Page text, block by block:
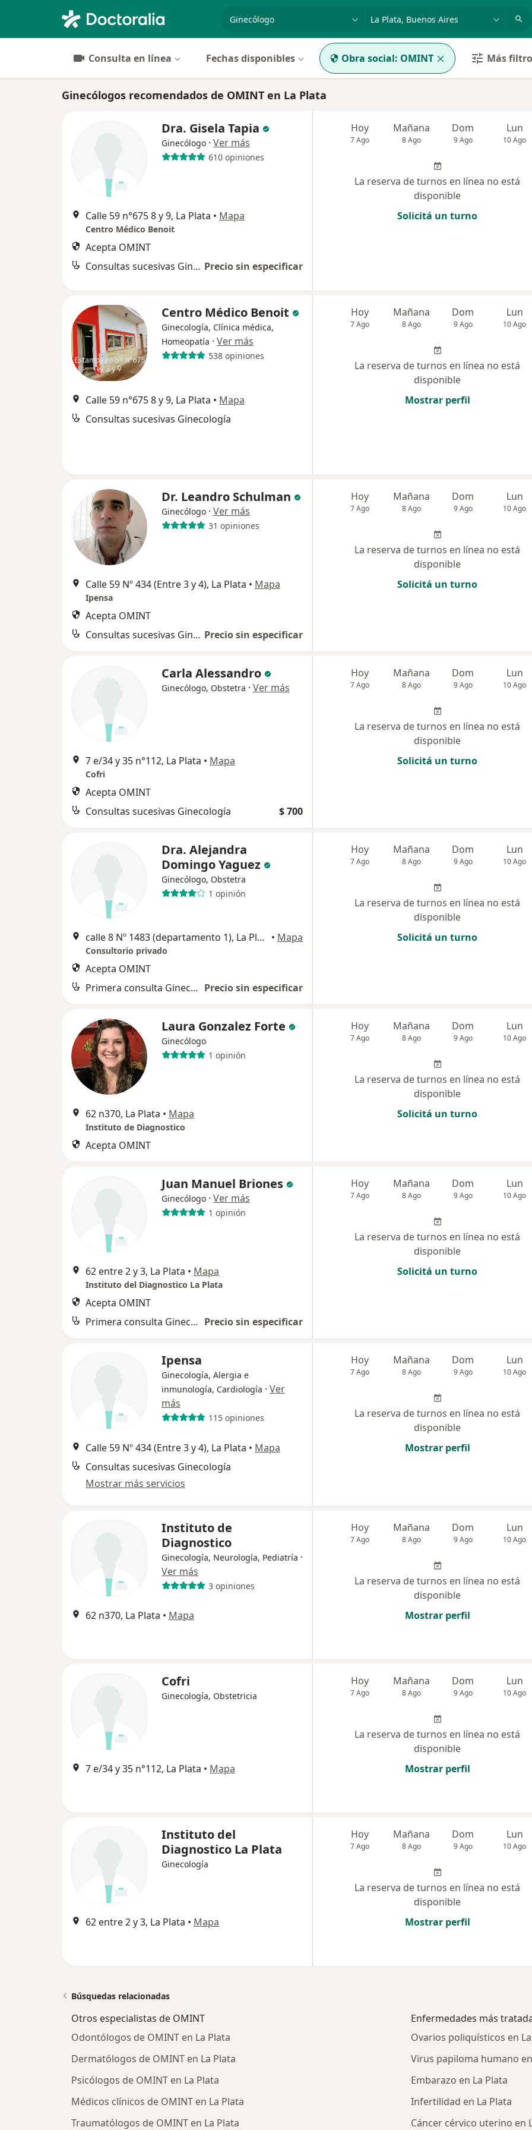
especialidad, enfermedad o nombre
Consulta en línea Fechas disponibles Obra social: OMINT Más
Ginecólogos recomendados de OMINT en La Plata
Dra. Gisela Tapia
Ginecólogo · Ver más
610 opiniones
Calle 59 n°675 8 y 9, La Plata • Mapa
Centro Médico Benoit
Acepta OMINT
Consultas sucesivas Ginecología Precio sin especificar
Hoy
7 Ago
Mañana
8 Ago
Dom
9 Ago
Lun
10 Ago
La reserva de turnos en línea no está
disponible
Solicitá un turno
Centro Médico Benoit
Ginecología, Clínica médica,
Homeopatía · Ver más
538 opiniones
Calle 59 n°675 8 y 9, La Plata • Mapa
Consultas sucesivas Ginecología
Hoy
7 Ago
Mañana
8 Ago
Dom
9 Ago
Lun
10 Ago
La reserva de turnos en línea no está
disponible
Mostrar perfil
Dr. Leandro Schulman
Ginecólogo · Ver más
31 opiniones
Calle 59 Nº 434 (Entre 3 y 4), La Plata • Mapa
Ipensa
Acepta OMINT
Consultas sucesivas Ginecología Precio sin especificar
Hoy
7 Ago
Mañana
8 Ago
Dom
9 Ago
Lun
10 Ago
La reserva de turnos en línea no está
disponible
Solicitá un turno
Carla Alessandro
Ginecólogo, Obstetra · Ver más
7 e/34 y 35 n°112, La Plata • Mapa
Cofri
Acepta OMINT
Consultas sucesivas Ginecología
$ 700
Hoy
7 Ago
Mañana
8 Ago
Dom
9 Ago
Lun
10 Ago
La reserva de turnos en línea no está
disponible
Solicitá un turno
Dra. Alejandra
Domingo Yaguez
Ginecólogo, Obstetra
1 opinión
calle 8 Nº 1483 (departamento 1), La Plata • Mapa
Consultorio privado
Acepta OMINT
Primera consulta Ginecología Precio sin especificar
Hoy
7 Ago
Mañana
8 Ago
Dom
9 Ago
Lun
10 Ago
La reserva de turnos en línea no está
disponible
Solicitá un turno
Laura Gonzalez Forte
Ginecólogo
1 opinión
62 n370, La Plata • Mapa
Instituto de Diagnostico
Acepta OMINT
Hoy
7 Ago
Mañana
8 Ago
Dom
9 Ago
Lun
10 Ago
La reserva de turnos en línea no está
disponible
Solicitá un turno
Juan Manuel Briones
Ginecólogo · Ver más
1 opinión
62 entre 2 y 3, La Plata • Mapa
Instituto del Diagnostico La Plata
Acepta OMINT
Primera consulta Ginecología Precio sin especificar
Hoy
7 Ago
Mañana
8 Ago
Dom
9 Ago
Lun
10 Ago
La reserva de turnos en línea no está
disponible
Solicitá un turno
Ipensa
Ginecología, Alergia e
inmunología, Cardiología · Ver
más
115 opiniones
Calle 59 Nº 434 (Entre 3 y 4), La Plata • Mapa
Consultas sucesivas Ginecología
Mostrar más servicios
Hoy
7 Ago
Mañana
8 Ago
Dom
9 Ago
Lun
10 Ago
La reserva de turnos en línea no está
disponible
Mostrar perfil
Instituto de
Diagnostico
Ginecología, Neurología, Pediatría ·
Ver más
3 opiniones
62 n370, La Plata • Mapa
Hoy
7 Ago
Mañana
8 Ago
Dom
9 Ago
Lun
10 Ago
La reserva de turnos en línea no está
disponible
Mostrar perfil
Cofri
Ginecología, Obstetricia
7 e/34 y 35 n°112, La Plata • Mapa
Hoy
7 Ago
Mañana
8 Ago
Dom
9 Ago
Lun
10 Ago
La reserva de turnos en línea no está
disponible
Mostrar perfil
Instituto del
Diagnostico La Plata
Ginecología
62 entre 2 y 3, La Plata • Mapa
Hoy
7 Ago
Mañana
8 Ago
Dom
9 Ago
Lun
10 Ago
La reserva de turnos en línea no está
disponible
Mostrar perfil
Búsquedas relacionadas
Otros especialistas de OMINT
Odontólogos de OMINT en La Plata
Dermatólogos de OMINT en La Plata
Psicólogos de OMINT en La Plata
Médicos clínicos de OMINT en La Plata
Traumatólogos de OMINT en La Plata
Enfermedades más
Ovarios poliquísticos en
Virus papiloma humano
Embarazo en La Plata
Infertilidad en La Plata
Cáncer cérvico uterino en